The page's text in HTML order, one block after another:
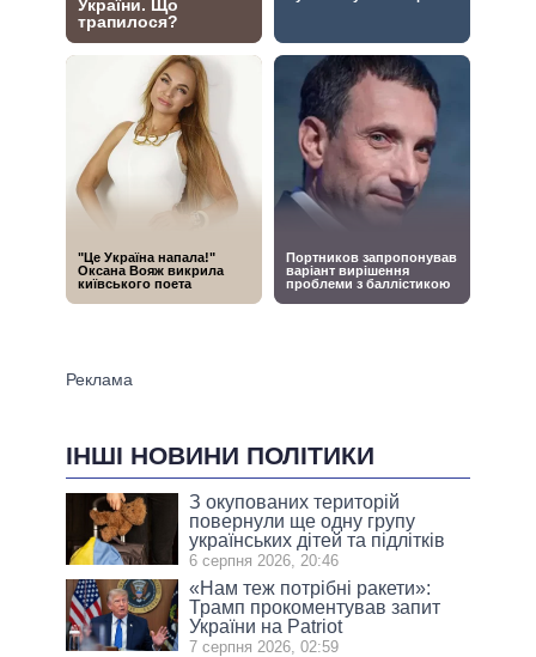
ІНШІ НОВИНИ ПОЛІТИКИ
З окупованих територій
повернули ще одну групу
українських дітей та підлітків
6 серпня 2026, 20:46
«Нам теж потрібні ракети»:
Трамп прокоментував запит
України на Patriot
7 серпня 2026, 02:59